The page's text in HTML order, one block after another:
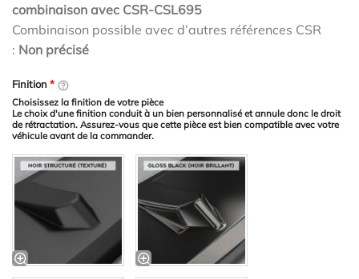
combinaison avec CSR-CSL695
Combinaison possible avec d’autres références CSR
: Non précisé
Finition*
Choisissez la finition de votre pièce
Le choix d'une finition conduit à un bien personnalisé et annule donc le droit
de rétractation. Assurez-vous que cette pièce est bien compatible avec votre
véhicule avant de la commander.